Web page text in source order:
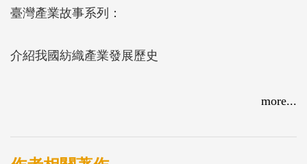
臺灣產業故事系列：
介紹我國紡織產業發展歷史
more...